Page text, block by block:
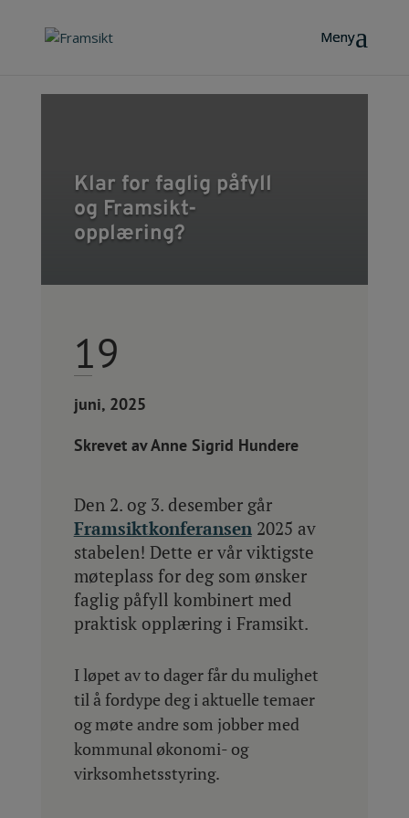
Klar for faglig påfyll
og Framsikt-
opplæring?
19
juni, 2025
Skrevet av Anne Sigrid Hundere
Den 2. og 3. desember går
Framsiktkonferansen2025 av
stabelen! Dette er vår viktigste
møteplass for deg som ønsker
faglig påfyll kombinert med
praktisk opplæring i Framsikt.
I løpet av to dager får du mulighet
til å fordype deg i aktuelle temaer
og møte andre som jobber med
kommunal økonomi- og
virksomhetsstyring.